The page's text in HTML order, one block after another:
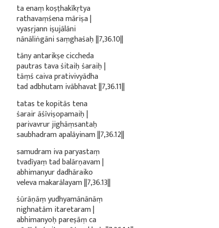
ta enaṃ koṣṭhakīkṛtya
rathavaṃśena māriṣa |
vyasṛjann iṣujālāni
nānāliṅgāni saṃghaśaḥ ||7,36.10||
tāny antarikṣe ciccheda
pautras tava śitaiḥ śaraiḥ |
tāṃś caiva prativivyādha
tad adbhutam ivābhavat ||7,36.11||
tatas te kopitās tena
śarair āśīviṣopamaiḥ |
parivavrur jighāṃsantaḥ
saubhadram apalāyinam ||7,36.12||
samudram iva paryastaṃ
tvadīyaṃ tad balārṇavam |
abhimanyur dadhāraiko
veleva makarālayam ||7,36.13||
śūrāṇāṃ yudhyamānānāṃ
nighnatām itaretaram |
abhimanyoḥ pareṣāṃ ca